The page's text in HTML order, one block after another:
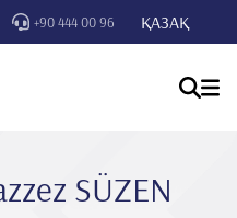
+90 444 00 96 ҚАЗАҚ
SÜZEN